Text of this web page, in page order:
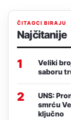
ČITAOCI BIRAJU
Najčitanije
1
Veliki
saboru
2
UNS:
smrću
ključno